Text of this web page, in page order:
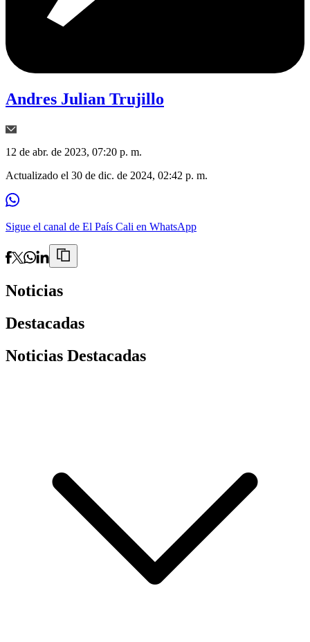
Andres Julian Trujillo
12 de abr. de 2023, 07:20 p. m.
Actualizado el 30 de dic. de 2024, 02:42 p. m.
Sigue el canal de El País Cali en WhatsApp
Noticias
Destacadas
Noticias Destacadas